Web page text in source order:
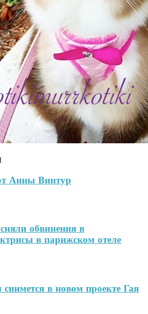
Анны Винтур
обвинения в
в парижском отеле
в новом проекте Гая